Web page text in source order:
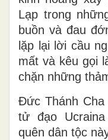
Lạp trong
buồn và đau
lặp lại lời cầu
mất và kêu gọi
chặn những
Đức Thánh Cha
tử đạo
quên dân tộc